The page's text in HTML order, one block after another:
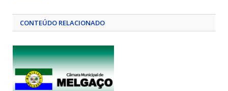
CONTEÚDO RELACIONADO